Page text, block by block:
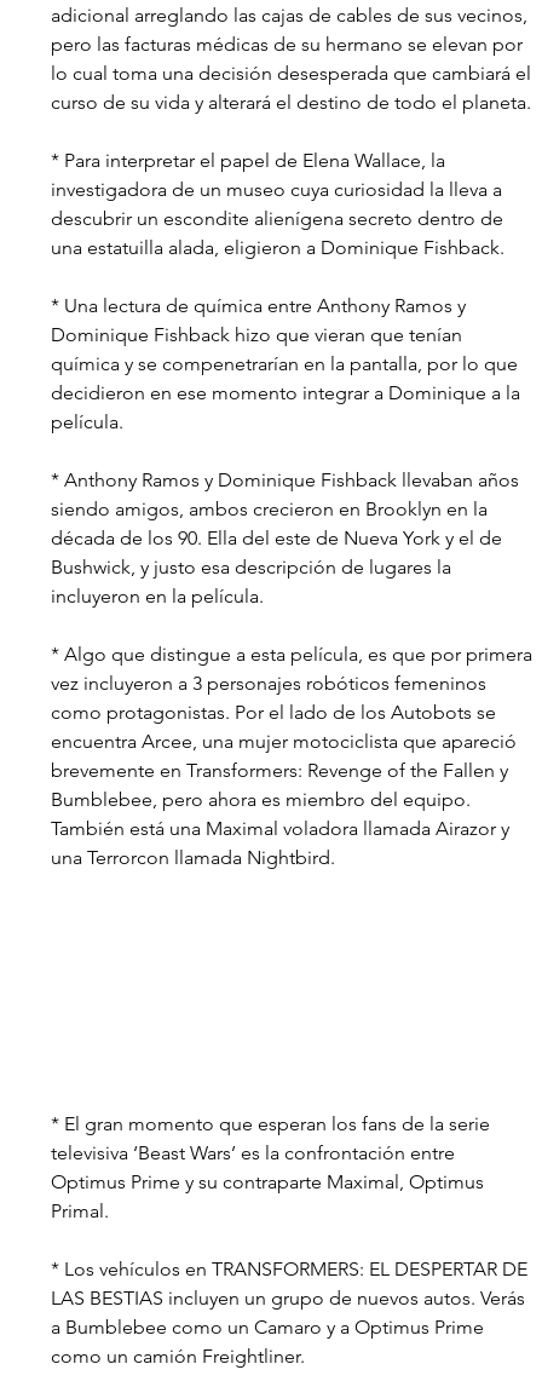
adicional arreglando las cajas de cables de sus vecinos,
pero las facturas médicas de su hermano se elevan por
lo cual toma una decisión desesperada que cambiará el
curso de su vida y alterará el destino de todo el planeta.
* Para interpretar el papel de Elena Wallace, la
investigadora de un museo cuya curiosidad la lleva a
descubrir un escondite alienígena secreto dentro de
una estatuilla alada, eligieron a Dominique Fishback.
* Una lectura de química entre Anthony Ramos y
Dominique Fishback hizo que vieran que tenían
química y se compenetrarían en la pantalla, por lo que
decidieron en ese momento integrar a Dominique a la
película.
* Anthony Ramos y Dominique Fishback llevaban años
siendo amigos, ambos crecieron en Brooklyn en la
década de los 90. Ella del este de Nueva York y el de
Bushwick, y justo esa descripción de lugares la
incluyeron en la película.
* Algo que distingue a esta película, es que por primera
vez incluyeron a 3 personajes robóticos femeninos
como protagonistas. Por el lado de los Autobots se
encuentra Arcee, una mujer motociclista que apareció
brevemente en Transformers: Revenge of the Fallen y
Bumblebee, pero ahora es miembro del equipo.
También está una Maximal voladora llamada Airazor y
una Terrorcon llamada Nightbird.
* El gran momento que esperan los fans de la serie
televisiva ‘Beast Wars’ es la confrontación entre
Optimus Prime y su contraparte Maximal, Optimus
Primal.
* Los vehículos en TRANSFORMERS: EL DESPERTAR DE
LAS BESTIAS incluyen un grupo de nuevos autos. Verás
a Bumblebee como un Camaro y a Optimus Prime
como un camión Freightliner.